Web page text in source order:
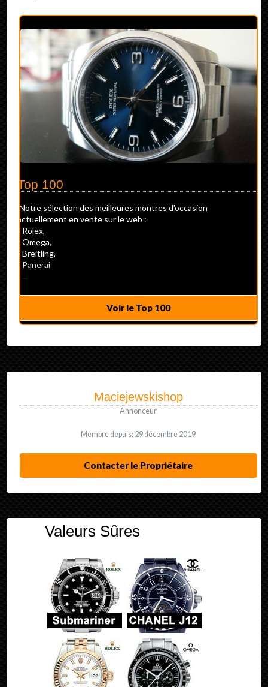
Top 100
Notre sélection des meilleures montres d'occasion
actuellement en vente sur le web :
- Rolex,
- Omega,
- Breitling,
- Panerai
- ...
Voir le Top 100
Maciejewskishop
Annonceur
Membre depuis: 29 décembre 2019
Contacter le Propriétaire
Valeurs Sûres